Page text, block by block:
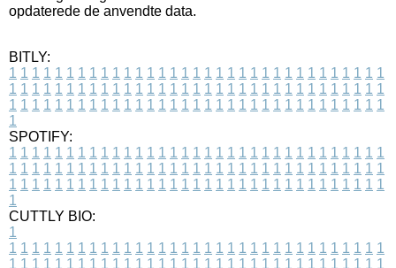
opdaterede de anvendte data.
BITLY:
1 1 1 1 1 1 1 1 1 1 1 1 1 1 1 1 1 1 1 1 1 1 1 1 1 1 1 1 1 1 1 1 1
1 1 1 1 1 1 1 1 1 1 1 1 1 1 1 1 1 1 1 1 1 1 1 1 1 1 1 1 1 1 1 1 1
1 1 1 1 1 1 1 1 1 1 1 1 1 1 1 1 1 1 1 1 1 1 1 1 1 1 1 1 1 1 1 1 1
1
SPOTIFY:
1 1 1 1 1 1 1 1 1 1 1 1 1 1 1 1 1 1 1 1 1 1 1 1 1 1 1 1 1 1 1 1 1
1 1 1 1 1 1 1 1 1 1 1 1 1 1 1 1 1 1 1 1 1 1 1 1 1 1 1 1 1 1 1 1 1
1 1 1 1 1 1 1 1 1 1 1 1 1 1 1 1 1 1 1 1 1 1 1 1 1 1 1 1 1 1 1 1 1
1
CUTTLY BIO:
1
1 1 1 1 1 1 1 1 1 1 1 1 1 1 1 1 1 1 1 1 1 1 1 1 1 1 1 1 1 1 1 1 1
1 1 1 1 1 1 1 1 1 1 1 1 1 1 1 1 1 1 1 1 1 1 1 1 1 1 1 1 1 1 1 1 1